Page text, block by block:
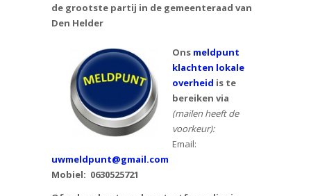
de grootste partij in de gemeenteraad van
Den Helder
Ons meldpunt
klachten lokale
overheid is te
bereiken via
(mailen heeft de
voorkeur):
Email:
uwmeldpunt@gmail.com
Mobiel: 0630525721